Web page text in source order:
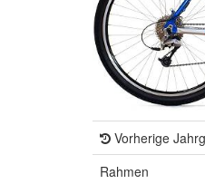
Vorherige
Rahmen